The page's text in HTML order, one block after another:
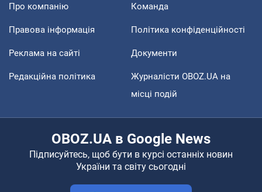
Про компанію Команда
Правова інформація Політика конфіденційності
Реклама на сайті Документи
Редакційна політика
Журналісти OBOZ.UA на
місці подій
OBOZ.UA в Google News
Підписуйтесь, щоб бути в курсі останніх новин
України та світу сьогодні